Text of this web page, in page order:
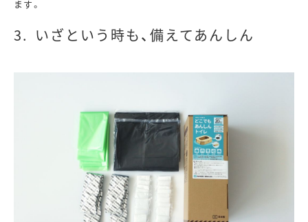
ます。
いざという時も、備えてあんしん